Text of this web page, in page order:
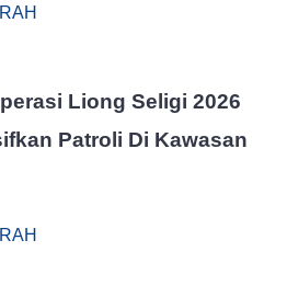
Liong Seligi 2026
Patroli Di Kawasan